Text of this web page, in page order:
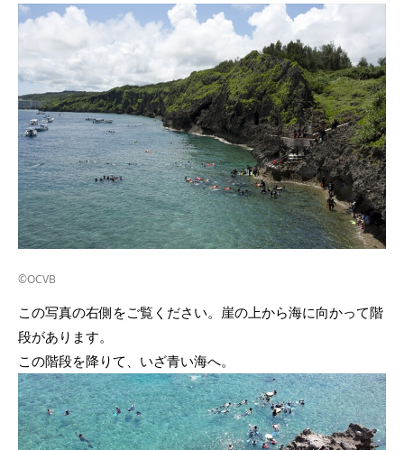
©OCVB
この写真の右側をご覧ください。崖の上から海に向かって階
段があります。
この階段を降りて、いざ青い海へ。